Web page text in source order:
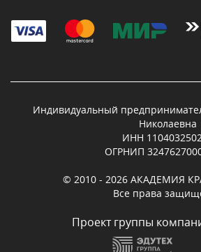
Индивидуальный
Николаевна
ИНН
ОГРНИП
© 2010 - 2026 АКАДЕМИЯ
Все права
Проект группы